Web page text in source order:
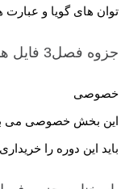
توان های گویا و
جزوه فصل3 فایل
خصوصی
این بخش خصوصی می
باید این دوره را